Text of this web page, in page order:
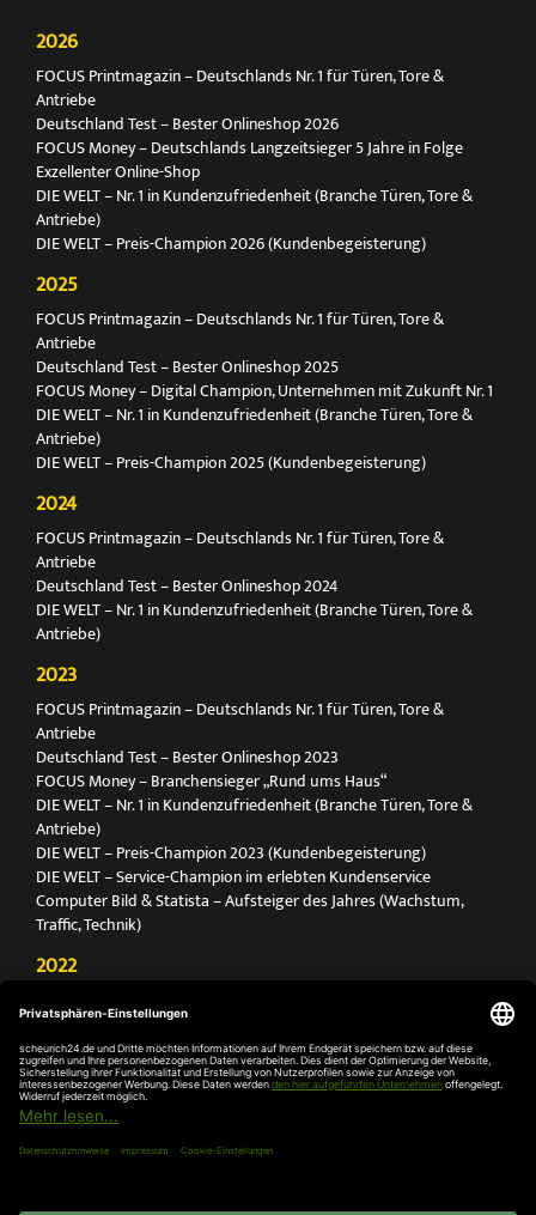
2026
FOCUS Printmagazin – Deutschlands Nr. 1 für Türen, Tore &
Antriebe
Deutschland Test – Bester Onlineshop 2026
FOCUS Money – Deutschlands Langzeitsieger 5 Jahre in Folge
Exzellenter Online-Shop
DIE WELT – Nr. 1 in Kundenzufriedenheit (Branche Türen, Tore &
Antriebe)
DIE WELT – Preis-Champion 2026 (Kundenbegeisterung)
2025
FOCUS Printmagazin – Deutschlands Nr. 1 für Türen, Tore &
Antriebe
Deutschland Test – Bester Onlineshop 2025
FOCUS Money – Digital Champion, Unternehmen mit Zukunft Nr. 1
DIE WELT – Nr. 1 in Kundenzufriedenheit (Branche Türen, Tore &
Antriebe)
DIE WELT – Preis-Champion 2025 (Kundenbegeisterung)
2024
FOCUS Printmagazin – Deutschlands Nr. 1 für Türen, Tore &
Antriebe
Deutschland Test – Bester Onlineshop 2024
DIE WELT – Nr. 1 in Kundenzufriedenheit (Branche Türen, Tore &
Antriebe)
2023
FOCUS Printmagazin – Deutschlands Nr. 1 für Türen, Tore &
Antriebe
Deutschland Test – Bester Onlineshop 2023
FOCUS Money – Branchensieger „Rund ums Haus“
DIE WELT – Nr. 1 in Kundenzufriedenheit (Branche Türen, Tore &
Antriebe)
DIE WELT – Preis-Champion 2023 (Kundenbegeisterung)
DIE WELT – Service-Champion im erlebten Kundenservice
Computer Bild & Statista – Aufsteiger des Jahres (Wachstum,
Traffic, Technik)
2022
Antriebe
Deutschland Test – Bester Onlineshop 2022
FOCUS Money – Branchensieger „Rund ums Haus“
DIE WELT – Service-Champion im erlebten Kundenservice
DIE WELT – Branchengewinner Gold-Rang (Türen, Tore & Antriebe)